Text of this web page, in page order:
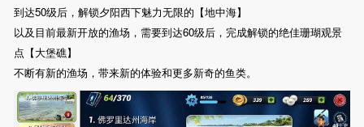
到达50级后，解锁夕阳西下魅力无限的【地中海】
以及目前最新开放的渔场，需要到达60级后，完成解锁的绝佳珊瑚观景
点【大堡礁】
不断有新的渔场，带来新的体验和更多新奇的鱼类。